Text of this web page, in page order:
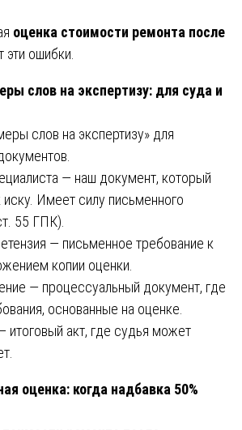
оценка стоимости ремонта после
эти ошибки.
слов на экспертизу: для суда и
слов на экспертизу» для
— наш документ, который
иску. Имеет силу письменного
55 ГПК).
— письменное требование к
копии оценки.
— процессуальный документ, где
основанные на оценке.
итоговый акт, где судья может
оценка: когда надбавка 50%